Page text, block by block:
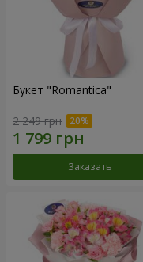
Букет "Romantica"
2 249 грн
Заказать